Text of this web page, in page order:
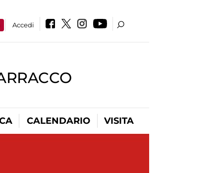
Accedi
CALENDARIO VISITA